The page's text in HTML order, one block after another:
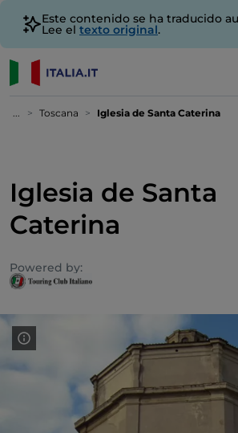
Este contenido se ha traducido
Lee el texto original.
... Toscana Iglesia de Santa Caterina
Iglesia de Santa
Caterina
Powered by: